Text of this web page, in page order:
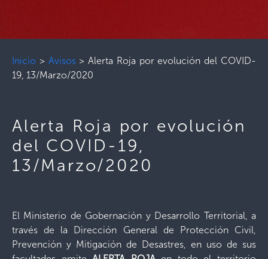
Inicio > Avisos>Alerta Roja por evolución del COVID-
19, 13/Marzo/2020
Alerta Roja por evolución
del COVID-19,
13/Marzo/2020
El Ministerio de Gobernación y Desarrollo Territorial, a
través de la Dirección General de Protección Civil,
Prevención y Mitigación de Desastres, en uso de sus